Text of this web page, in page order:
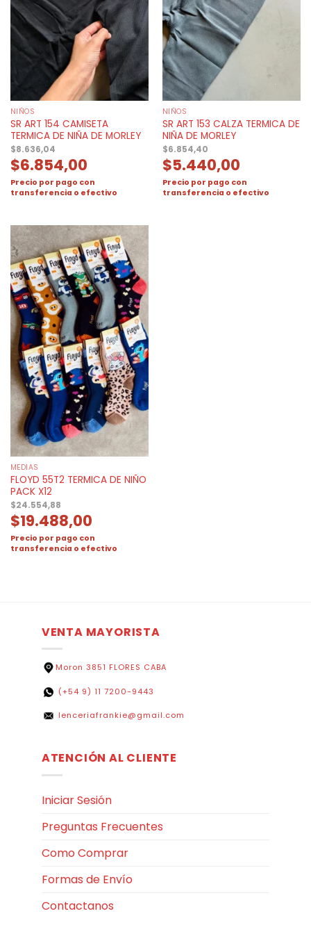
NIÑOS
SR ART 154 CAMISETA
TERMICA DE NIÑA DE MORLEY
$8.636,04
$6.854,00
Precio por pago con
transferencia o efectivo
NIÑOS
SR ART 153 CALZA TERMICA DE
NIÑA DE MORLEY
$6.854,40
$5.440,00
Precio por pago con
transferencia o efectivo
MEDIAS
FLOYD 55T2 TERMICA DE NIÑO
PACK X12
$24.554,88
$19.488,00
Precio por pago con
transferencia o efectivo
VENTA MAYORISTA
Moron 3851 FLORES CABA
(+54 9) 11 7200-9443
lenceriafrankie@gmail.com
ATENCIÓN AL CLIENTE
Iniciar Sesión
Preguntas Frecuentes
Como Comprar
Formas de Envío
Contactanos